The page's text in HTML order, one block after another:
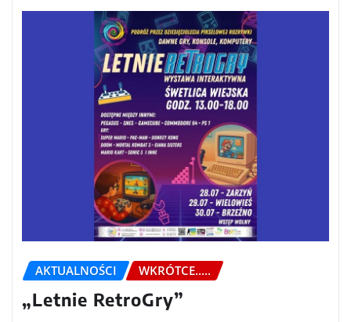
AKTUALNOŚCI WKRÓTCE.....
„Letnie RetroGry”